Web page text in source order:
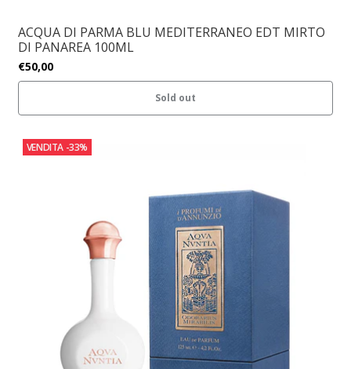
ACQUA DI PARMA BLU MEDITERRANEO EDT MIRTO
DI PANAREA 100ML
€50,00
Sold out
VENDITA -33%